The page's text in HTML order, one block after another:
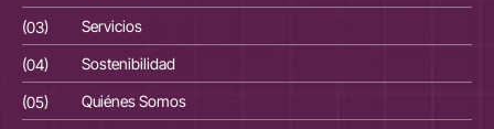
(03)
Servicios
(04)
Sostenibilidad
(05)
Quiénes Somos